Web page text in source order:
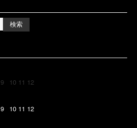
9 10 11 12
9 10 11 12